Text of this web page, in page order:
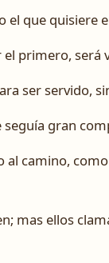
el que
primero, será
ser servido,
seguía gran
camino,
mas ellos